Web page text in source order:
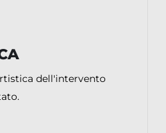
dell'intervento